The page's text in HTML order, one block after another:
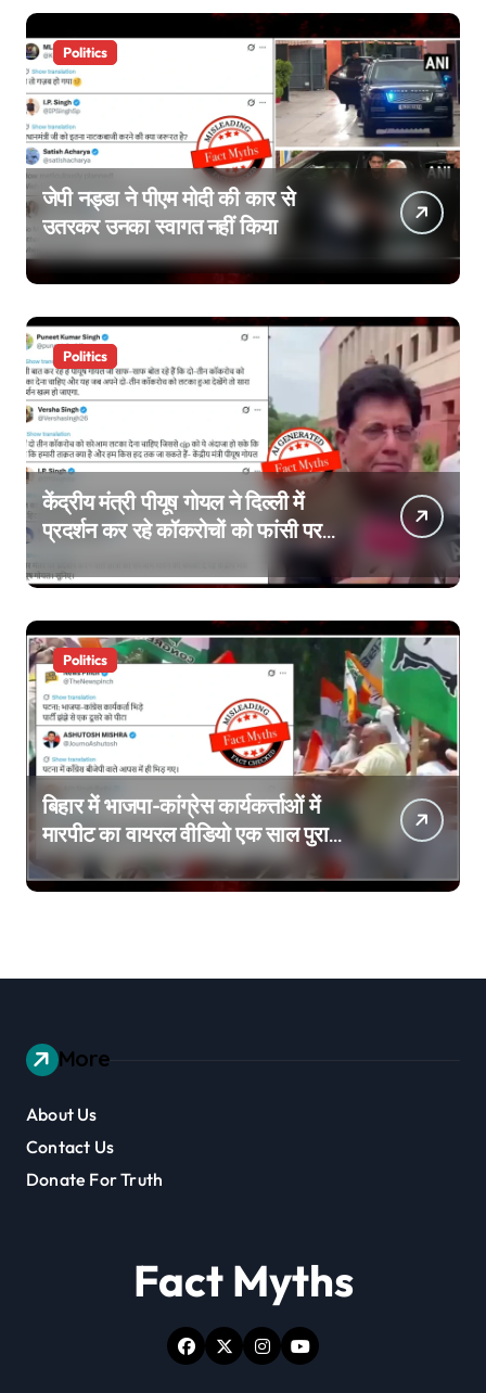
Politics
जेपी नड्डा ने पीएम मोदी की कार से
उतरकर उनका स्वागत नहीं किया
Politics
केंद्रीय मंत्री पीयूष गोयल ने दिल्ली में
प्रदर्शन कर रहे कॉकरोचों को फांसी पर
लटकाने की बात नहीं की, वायरल वीडियो
AI जेनरेटेड है
Politics
बिहार में भाजपा-कांग्रेस कार्यकर्त्ताओं में
मारपीट का वायरल वीडियो एक साल पुराना
है
More
About Us
Contact Us
Donate For Truth
Fact Myths